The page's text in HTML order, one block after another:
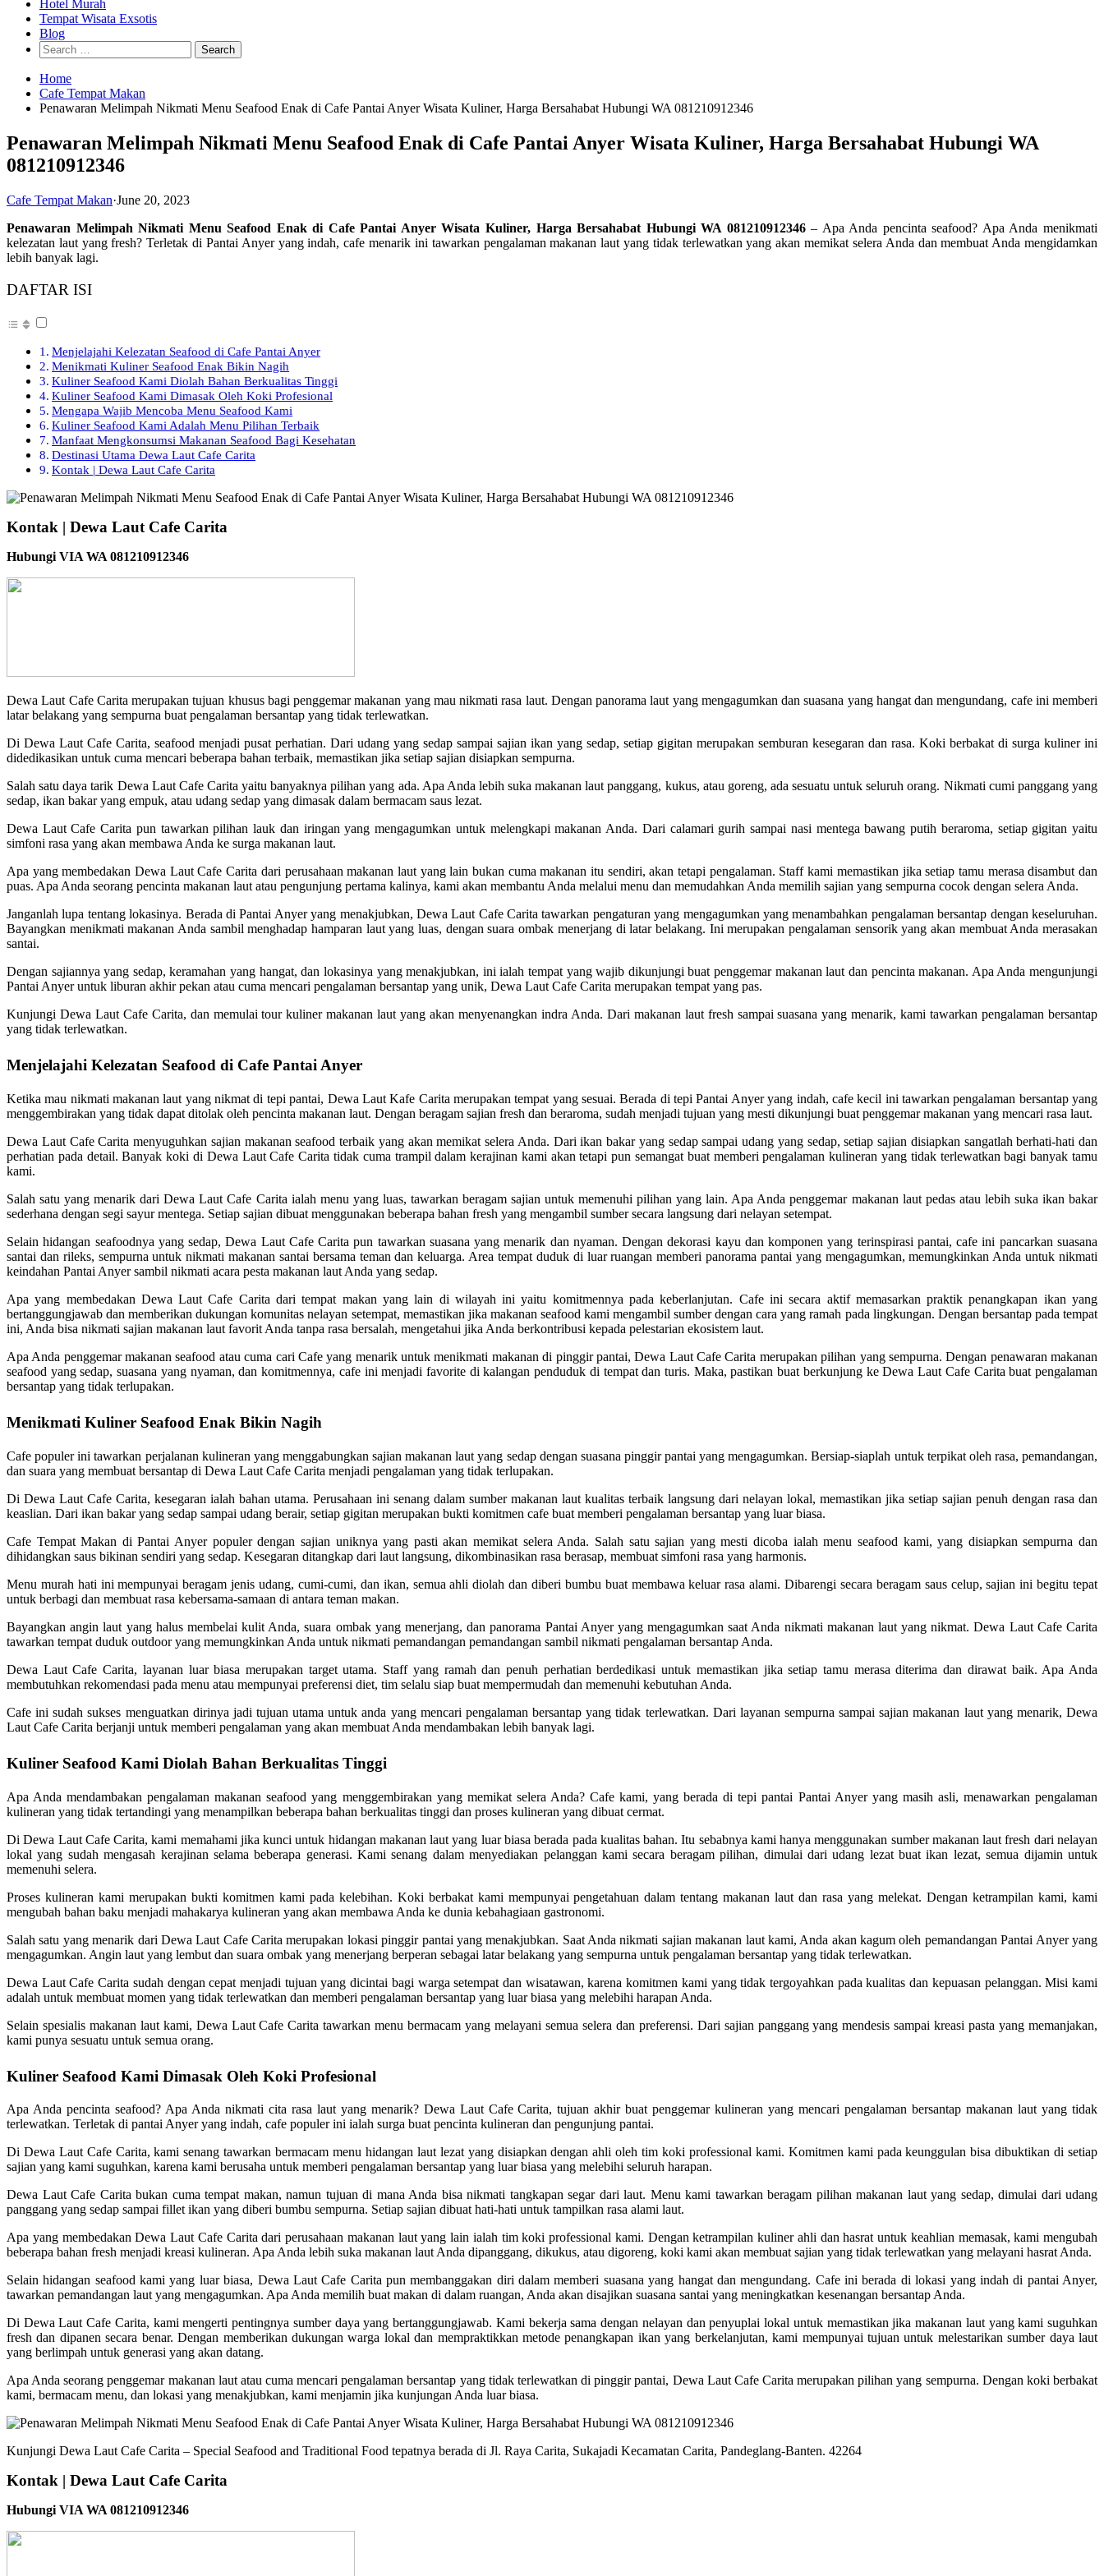
Hotel Murah
Tempat Wisata Exsotis
Blog
Search
for:
Home
Cafe Tempat Makan
Penawaran Melimpah Nikmati Menu Seafood Enak di Cafe Pantai Anyer Wisata Kuliner, Harga Bersahabat Hubungi WA 081210912346
Penawaran Melimpah Nikmati Menu Seafood Enak di Cafe Pantai Anyer Wisata Kuliner, Harga Bersahabat Hubungi WA
081210912346
Cafe Tempat Makan·June 20, 2023
Penawaran Melimpah Nikmati Menu Seafood Enak di Cafe Pantai Anyer Wisata Kuliner, Harga Bersahabat Hubungi WA 081210912346– Apa Anda pencinta seafood? Apa Anda menikmati
kelezatan laut yang fresh? Terletak di Pantai Anyer yang indah, cafe menarik ini tawarkan pengalaman makanan laut yang tidak terlewatkan yang akan memikat selera Anda dan membuat Anda mengidamkan
lebih banyak lagi.
DAFTAR ISI
Menjelajahi Kelezatan Seafood di Cafe Pantai Anyer
Menikmati Kuliner Seafood Enak Bikin Nagih
Kuliner Seafood Kami Diolah Bahan Berkualitas Tinggi
Kuliner Seafood Kami Dimasak Oleh Koki Profesional
Mengapa Wajib Mencoba Menu Seafood Kami
Kuliner Seafood Kami Adalah Menu Pilihan Terbaik
Manfaat Mengkonsumsi Makanan Seafood Bagi Kesehatan
Destinasi Utama Dewa Laut Cafe Carita
Kontak | Dewa Laut Cafe Carita
Kontak | Dewa Laut Cafe Carita
Hubungi VIA WA 081210912346
Dewa Laut Cafe Carita merupakan tujuan khusus bagi penggemar makanan yang mau nikmati rasa laut. Dengan panorama laut yang mengagumkan dan suasana yang hangat dan mengundang, cafe ini memberi
latar belakang yang sempurna buat pengalaman bersantap yang tidak terlewatkan.
Di Dewa Laut Cafe Carita, seafood menjadi pusat perhatian. Dari udang yang sedap sampai sajian ikan yang sedap, setiap gigitan merupakan semburan kesegaran dan rasa. Koki berbakat di surga kuliner ini
didedikasikan untuk cuma mencari beberapa bahan terbaik, memastikan jika setiap sajian disiapkan sempurna.
Salah satu daya tarik Dewa Laut Cafe Carita yaitu banyaknya pilihan yang ada. Apa Anda lebih suka makanan laut panggang, kukus, atau goreng, ada sesuatu untuk seluruh orang. Nikmati cumi panggang yang
sedap, ikan bakar yang empuk, atau udang sedap yang dimasak dalam bermacam saus lezat.
Dewa Laut Cafe Carita pun tawarkan pilihan lauk dan iringan yang mengagumkan untuk melengkapi makanan Anda. Dari calamari gurih sampai nasi mentega bawang putih beraroma, setiap gigitan yaitu
simfoni rasa yang akan membawa Anda ke surga makanan laut.
Apa yang membedakan Dewa Laut Cafe Carita dari perusahaan makanan laut yang lain bukan cuma makanan itu sendiri, akan tetapi pengalaman. Staff kami memastikan jika setiap tamu merasa disambut dan
puas. Apa Anda seorang pencinta makanan laut atau pengunjung pertama kalinya, kami akan membantu Anda melalui menu dan memudahkan Anda memilih sajian yang sempurna cocok dengan selera Anda.
Janganlah lupa tentang lokasinya. Berada di Pantai Anyer yang menakjubkan, Dewa Laut Cafe Carita tawarkan pengaturan yang mengagumkan yang menambahkan pengalaman bersantap dengan keseluruhan.
Bayangkan menikmati makanan Anda sambil menghadap hamparan laut yang luas, dengan suara ombak menerjang di latar belakang. Ini merupakan pengalaman sensorik yang akan membuat Anda merasakan
santai.
Dengan sajiannya yang sedap, keramahan yang hangat, dan lokasinya yang menakjubkan, ini ialah tempat yang wajib dikunjungi buat penggemar makanan laut dan pencinta makanan. Apa Anda mengunjungi
Pantai Anyer untuk liburan akhir pekan atau cuma mencari pengalaman bersantap yang unik, Dewa Laut Cafe Carita merupakan tempat yang pas.
Kunjungi Dewa Laut Cafe Carita, dan memulai tour kuliner makanan laut yang akan menyenangkan indra Anda. Dari makanan laut fresh sampai suasana yang menarik, kami tawarkan pengalaman bersantap
yang tidak terlewatkan.
Menjelajahi Kelezatan Seafood di Cafe Pantai Anyer
Ketika mau nikmati makanan laut yang nikmat di tepi pantai, Dewa Laut Kafe Carita merupakan tempat yang sesuai. Berada di tepi Pantai Anyer yang indah, cafe kecil ini tawarkan pengalaman bersantap yang
menggembirakan yang tidak dapat ditolak oleh pencinta makanan laut. Dengan beragam sajian fresh dan beraroma, sudah menjadi tujuan yang mesti dikunjungi buat penggemar makanan yang mencari rasa laut.
Dewa Laut Cafe Carita menyuguhkan sajian makanan seafood terbaik yang akan memikat selera Anda. Dari ikan bakar yang sedap sampai udang yang sedap, setiap sajian disiapkan sangatlah berhati-hati dan
perhatian pada detail. Banyak koki di Dewa Laut Cafe Carita tidak cuma trampil dalam kerajinan kami akan tetapi pun semangat buat memberi pengalaman kulineran yang tidak terlewatkan bagi banyak tamu
kami.
Salah satu yang menarik dari Dewa Laut Cafe Carita ialah menu yang luas, tawarkan beragam sajian untuk memenuhi pilihan yang lain. Apa Anda penggemar makanan laut pedas atau lebih suka ikan bakar
sederhana dengan segi sayur mentega. Setiap sajian dibuat menggunakan beberapa bahan fresh yang mengambil sumber secara langsung dari nelayan setempat.
Selain hidangan seafoodnya yang sedap, Dewa Laut Cafe Carita pun tawarkan suasana yang menarik dan nyaman. Dengan dekorasi kayu dan komponen yang terinspirasi pantai, cafe ini pancarkan suasana
santai dan rileks, sempurna untuk nikmati makanan santai bersama teman dan keluarga. Area tempat duduk di luar ruangan memberi panorama pantai yang mengagumkan, memungkinkan Anda untuk nikmati
keindahan Pantai Anyer sambil nikmati acara pesta makanan laut Anda yang sedap.
Apa yang membedakan Dewa Laut Cafe Carita dari tempat makan yang lain di wilayah ini yaitu komitmennya pada keberlanjutan. Cafe ini secara aktif memasarkan praktik penangkapan ikan yang
bertanggungjawab dan memberikan dukungan komunitas nelayan setempat, memastikan jika makanan seafood kami mengambil sumber dengan cara yang ramah pada lingkungan. Dengan bersantap pada tempat
ini, Anda bisa nikmati sajian makanan laut favorit Anda tanpa rasa bersalah, mengetahui jika Anda berkontribusi kepada pelestarian ekosistem laut.
Apa Anda penggemar makanan seafood atau cuma cari Cafe yang menarik untuk menikmati makanan di pinggir pantai, Dewa Laut Cafe Carita merupakan pilihan yang sempurna. Dengan penawaran makanan
seafood yang sedap, suasana yang nyaman, dan komitmennya, cafe ini menjadi favorite di kalangan penduduk di tempat dan turis. Maka, pastikan buat berkunjung ke Dewa Laut Cafe Carita buat pengalaman
bersantap yang tidak terlupakan.
Menikmati Kuliner Seafood Enak Bikin Nagih
Cafe populer ini tawarkan perjalanan kulineran yang menggabungkan sajian makanan laut yang sedap dengan suasana pinggir pantai yang mengagumkan. Bersiap-siaplah untuk terpikat oleh rasa, pemandangan,
dan suara yang membuat bersantap di Dewa Laut Cafe Carita menjadi pengalaman yang tidak terlupakan.
Di Dewa Laut Cafe Carita, kesegaran ialah bahan utama. Perusahaan ini senang dalam sumber makanan laut kualitas terbaik langsung dari nelayan lokal, memastikan jika setiap sajian penuh dengan rasa dan
keaslian. Dari ikan bakar yang sedap sampai udang berair, setiap gigitan merupakan bukti komitmen cafe buat memberi pengalaman bersantap yang luar biasa.
Cafe Tempat Makan di Pantai Anyer populer dengan sajian uniknya yang pasti akan memikat selera Anda. Salah satu sajian yang mesti dicoba ialah menu seafood kami, yang disiapkan sempurna dan
dihidangkan saus bikinan sendiri yang sedap. Kesegaran ditangkap dari laut langsung, dikombinasikan rasa berasap, membuat simfoni rasa yang harmonis.
Menu murah hati ini mempunyai beragam jenis udang, cumi-cumi, dan ikan, semua ahli diolah dan diberi bumbu buat membawa keluar rasa alami. Dibarengi secara beragam saus celup, sajian ini begitu tepat
untuk berbagi dan membuat rasa kebersama-samaan di antara teman makan.
Bayangkan angin laut yang halus membelai kulit Anda, suara ombak yang menerjang, dan panorama Pantai Anyer yang mengagumkan saat Anda nikmati makanan laut yang nikmat. Dewa Laut Cafe Carita
tawarkan tempat duduk outdoor yang memungkinkan Anda untuk nikmati pemandangan pemandangan sambil nikmati pengalaman bersantap Anda.
Dewa Laut Cafe Carita, layanan luar biasa merupakan target utama. Staff yang ramah dan penuh perhatian berdedikasi untuk memastikan jika setiap tamu merasa diterima dan dirawat baik. Apa Anda
membutuhkan rekomendasi pada menu atau mempunyai preferensi diet, tim selalu siap buat mempermudah dan memenuhi kebutuhan Anda.
Cafe ini sudah sukses menguatkan dirinya jadi tujuan utama untuk anda yang mencari pengalaman bersantap yang tidak terlewatkan. Dari layanan sempurna sampai sajian makanan laut yang menarik, Dewa
Laut Cafe Carita berjanji untuk memberi pengalaman yang akan membuat Anda mendambakan lebih banyak lagi.
Kuliner Seafood Kami Diolah Bahan Berkualitas Tinggi
Apa Anda mendambakan pengalaman makanan seafood yang menggembirakan yang memikat selera Anda? Cafe kami, yang berada di tepi pantai Pantai Anyer yang masih asli, menawarkan pengalaman
kulineran yang tidak tertandingi yang menampilkan beberapa bahan berkualitas tinggi dan proses kulineran yang dibuat cermat.
Di Dewa Laut Cafe Carita, kami memahami jika kunci untuk hidangan makanan laut yang luar biasa berada pada kualitas bahan. Itu sebabnya kami hanya menggunakan sumber makanan laut fresh dari nelayan
lokal yang sudah mengasah kerajinan selama beberapa generasi. Kami senang dalam menyediakan pelanggan kami secara beragam pilihan, dimulai dari udang lezat buat ikan lezat, semua dijamin untuk
memenuhi selera.
Proses kulineran kami merupakan bukti komitmen kami pada kelebihan. Koki berbakat kami mempunyai pengetahuan dalam tentang makanan laut dan rasa yang melekat. Dengan ketrampilan kami, kami
mengubah bahan baku menjadi mahakarya kulineran yang akan membawa Anda ke dunia kebahagiaan gastronomi.
Salah satu yang menarik dari Dewa Laut Cafe Carita merupakan lokasi pinggir pantai yang menakjubkan. Saat Anda nikmati sajian makanan laut kami, Anda akan kagum oleh pemandangan Pantai Anyer yang
mengagumkan. Angin laut yang lembut dan suara ombak yang menerjang berperan sebagai latar belakang yang sempurna untuk pengalaman bersantap yang tidak terlewatkan.
Dewa Laut Cafe Carita sudah dengan cepat menjadi tujuan yang dicintai bagi warga setempat dan wisatawan, karena komitmen kami yang tidak tergoyahkan pada kualitas dan kepuasan pelanggan. Misi kami
adalah untuk membuat momen yang tidak terlewatkan dan memberi pengalaman bersantap yang luar biasa yang melebihi harapan Anda.
Selain spesialis makanan laut kami, Dewa Laut Cafe Carita tawarkan menu bermacam yang melayani semua selera dan preferensi. Dari sajian panggang yang mendesis sampai kreasi pasta yang memanjakan,
kami punya sesuatu untuk semua orang.
Kuliner Seafood Kami Dimasak Oleh Koki Profesional
Apa Anda pencinta seafood? Apa Anda nikmati cita rasa laut yang menarik? Dewa Laut Cafe Carita, tujuan akhir buat penggemar kulineran yang mencari pengalaman bersantap makanan laut yang tidak
terlewatkan. Terletak di pantai Anyer yang indah, cafe populer ini ialah surga buat pencinta kulineran dan pengunjung pantai.
Di Dewa Laut Cafe Carita, kami senang tawarkan bermacam menu hidangan laut lezat yang disiapkan dengan ahli oleh tim koki professional kami. Komitmen kami pada keunggulan bisa dibuktikan di setiap
sajian yang kami suguhkan, karena kami berusaha untuk memberi pengalaman bersantap yang luar biasa yang melebihi seluruh harapan.
Dewa Laut Cafe Carita bukan cuma tempat makan, namun tujuan di mana Anda bisa nikmati tangkapan segar dari laut. Menu kami tawarkan beragam pilihan makanan laut yang sedap, dimulai dari udang
panggang yang sedap sampai fillet ikan yang diberi bumbu sempurna. Setiap sajian dibuat hati-hati untuk tampilkan rasa alami laut.
Apa yang membedakan Dewa Laut Cafe Carita dari perusahaan makanan laut yang lain ialah tim koki professional kami. Dengan ketrampilan kuliner ahli dan hasrat untuk keahlian memasak, kami mengubah
beberapa bahan fresh menjadi kreasi kulineran. Apa Anda lebih suka makanan laut Anda dipanggang, dikukus, atau digoreng, koki kami akan membuat sajian yang tidak terlewatkan yang melayani hasrat Anda.
Selain hidangan seafood kami yang luar biasa, Dewa Laut Cafe Carita pun membanggakan diri dalam memberi suasana yang hangat dan mengundang. Cafe ini berada di lokasi yang indah di pantai Anyer,
tawarkan pemandangan laut yang mengagumkan. Apa Anda memilih buat makan di dalam ruangan, Anda akan disajikan suasana santai yang meningkatkan kesenangan bersantap Anda.
Di Dewa Laut Cafe Carita, kami mengerti pentingnya sumber daya yang bertanggungjawab. Kami bekerja sama dengan nelayan dan penyuplai lokal untuk memastikan jika makanan laut yang kami suguhkan
fresh dan dipanen secara benar. Dengan memberikan dukungan warga lokal dan mempraktikkan metode penangkapan ikan yang berkelanjutan, kami mempunyai tujuan untuk melestarikan sumber daya laut
yang berlimpah untuk generasi yang akan datang.
Apa Anda seorang penggemar makanan laut atau cuma mencari pengalaman bersantap yang tidak terlewatkan di pinggir pantai, Dewa Laut Cafe Carita merupakan pilihan yang sempurna. Dengan koki berbakat
kami, bermacam menu, dan lokasi yang menakjubkan, kami menjamin jika kunjungan Anda luar biasa.
Kunjungi Dewa Laut Cafe Carita – Special Seafood and Traditional Food tepatnya berada di Jl. Raya Carita, Sukajadi Kecamatan Carita, Pandeglang-Banten. 42264
Kontak | Dewa Laut Cafe Carita
Hubungi VIA WA 081210912346